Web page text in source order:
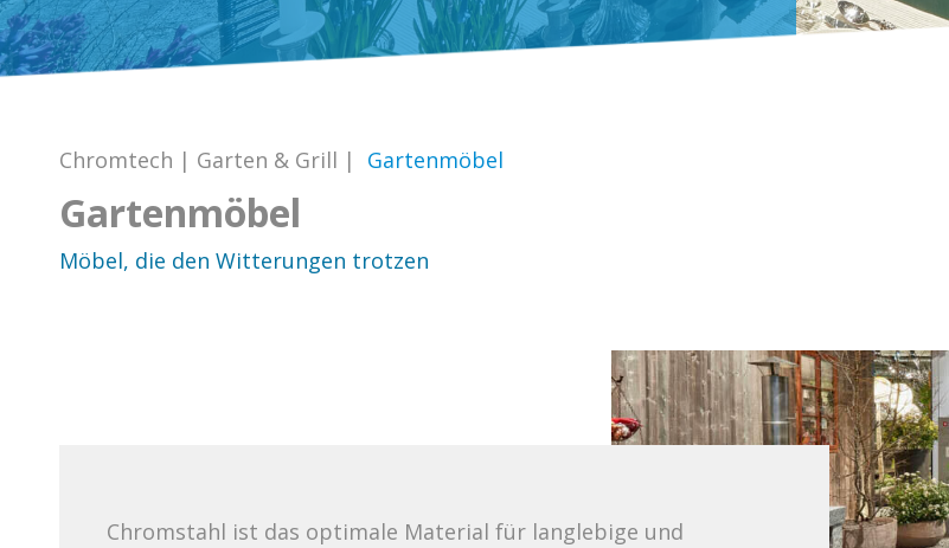
Chromtech | Garten & Grill | Gartenmöbel
Gartenmöbel
Möbel, die den Witterungen trotzen
Chromstahl ist das optimale Material für langlebige und